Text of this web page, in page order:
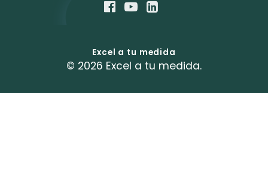
Excel a tu medida
© 2026 Excel a tu medida.